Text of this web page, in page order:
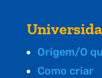
Origem/O
Como criar